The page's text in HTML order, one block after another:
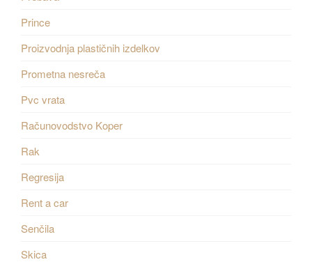
Prince
Proizvodnja plastičnih izdelkov
Prometna nesreča
Pvc vrata
Računovodstvo Koper
Rak
Regresija
Rent a car
Senčila
Skica